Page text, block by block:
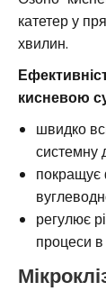
катетер у
хвилин.
кисневою
швидко
системну
покращує
регулює
процеси в